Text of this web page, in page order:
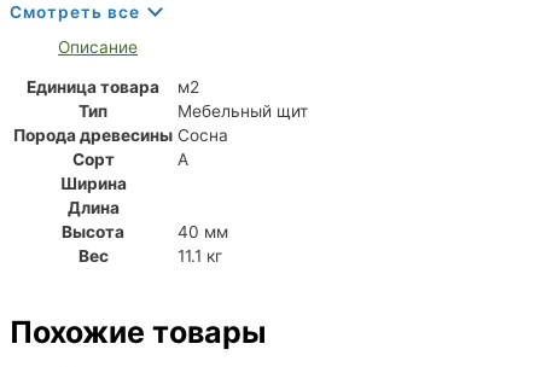
Домодедово,Пиломатериалы Дрезна
Пиломатериалы Егорьевск
Пиломатериалы Зарайск
Пиломатериалы Ивантеевка
Пиломатериалы Лобня,
Пиломатериалы Пушкино,Пиломатериалы Фрязино
Пиломатериалы Химки,Пиломатериалы Щёлково
Смотреть все
Описание
Единица товара
м2
Тип
Мебельный щит
Порода древесины Сосна
Сорт
А
Ширина
Длина
Высота
40 мм
Вес
11.1 кг
Похожие товары